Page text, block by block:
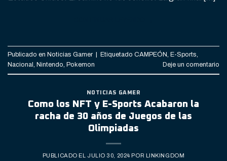
Publicado en Noticias Gamer Etiquetado CAMPEÓN, E-Sports,
Nacional , Nintendo, Pokemon Deje un comentario
NOTICIAS GAMER
Como los NFT y E-Sports Acabaron la
racha de 30 años de Juegos de las
Olimpiadas
PUBLICADO EL JULIO 30, 2024 POR LINKINGDOM